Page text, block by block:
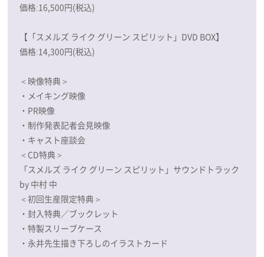
価格:16,500円(税込)
【「スメルズ ライク グリーン スピリット」DVD BOX】
価格:14,300円(税込)
＜映像特典＞
・メイキング映像
・PR映像
・制作発表記者会見映像
・キャスト座談会
＜CD特典＞
「スメルズ ライク グリーン スピリット」サウンドトラック
by 中村 中
＜初回生産限定特典＞
・封入特典／ブックレット
・特製スリーブケース
・永井先生描き下ろしのイラストカード